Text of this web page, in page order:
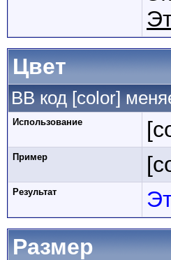
Цвет
BB код [color]
Использование
Пример
Результат
Размер